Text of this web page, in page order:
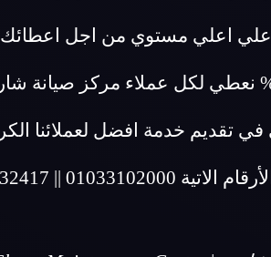
اعلي مستوي من اجل اعطائك
ثقتنا في جودة عملنا وفي ان قطع غيارنا اصلية 100%
تقديم خدمة افضل لعملائنا
|| 01023232417